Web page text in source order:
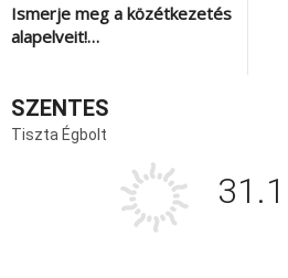
Ismerje meg a közétkezetés
alapelveit!…
SZENTES
Tiszta Égbolt
31.1